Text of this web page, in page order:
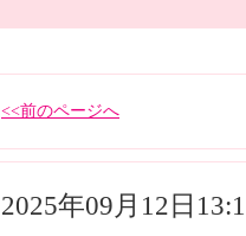
<<前のページへ
2025年09月12日